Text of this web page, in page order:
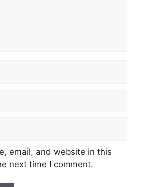
email, and website in this
next time I comment.